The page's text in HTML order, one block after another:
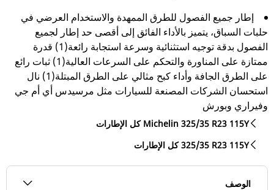
إطار جميع الفصول للطرق الممهدة والاستخدام العرضي في
حلبات السباق، يتميز بالأداء الفائق إلى أقصى حد إطار لجميع
الفصول بدقة توجيه استثنائية وسرعة استجابة رائعة(1) قدرة
ممتازة على المناورة والتحكم على السرعات العالية(1) ثبات رائع
على الطرق الجافة وأداء كبح مثالي على الطرق المبتلة(1) نال
استحسان الشركات المصنعة للسيارات مثل مرسيدس أي أم جي
وفيراري وبورش
كل الإطارات Michelin 325/35 R23 115Y
كل الإطارات‎ 325/35 R23 115Y
الوصف